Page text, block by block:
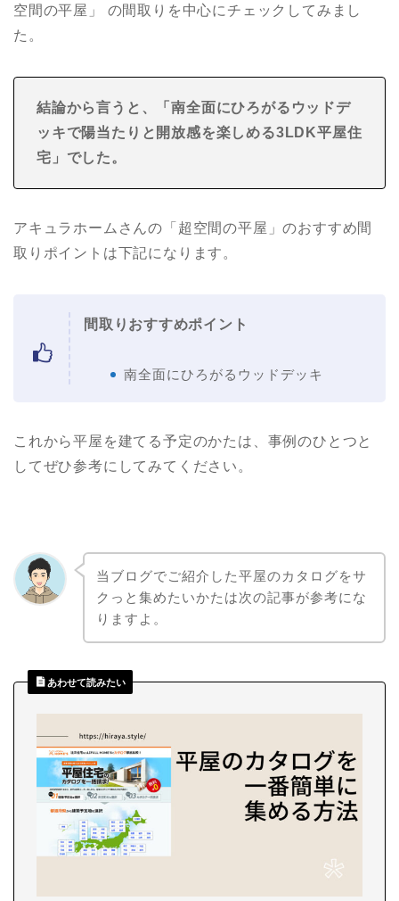
空間の平屋」 の間取りを中心にチェックしてみまし
た。
結論から言うと、「南全面にひろがるウッドデ
ッキで陽当たりと開放感を楽しめる3LDK平屋住
宅 」でした。
アキュラホームさんの「超空間の平屋」のおすすめ間
取りポイントは下記になります。
間取りおすすめポイント
南全面にひろがるウッドデッキ
これから平屋を建てる予定のかたは、事例のひとつと
してぜひ参考にしてみてください。
当ブログでご紹介した平屋のカタログをサ
クっと集めたいかたは次の記事が参考にな
りますよ。
あわせて読みたい